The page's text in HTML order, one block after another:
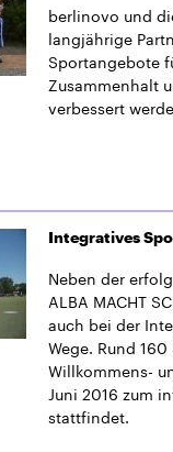
berlinovo und
langjährige
Sportangebote
Zusammenhalt
verbessert
Integratives
Neben der
ALBA MACHT
auch bei der
Wege. Rund
Willkommens-
Juni 2016 zum
stattfindet.